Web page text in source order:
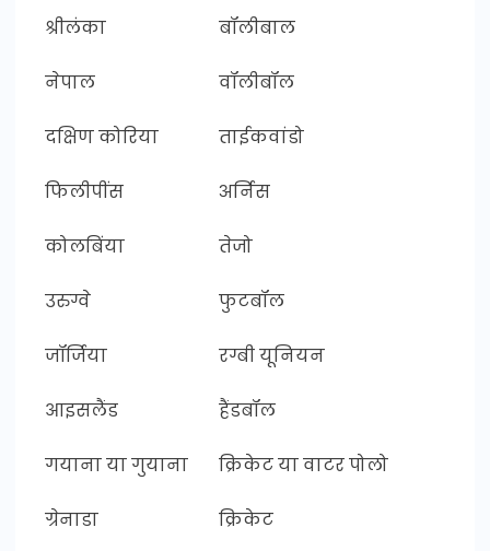
श्रीलंका बॉलीबाल
नेपाल वॉलीबॉल
दक्षिण कोरिया ताईकवांडो
फिलीपींस अर्निस
कोलबिंया तेजो
उरुग्वे फुटबॉल
जॉर्जिया रग्बी यूनियन
आइसलैंड हैंडबॉल
गयाना या गुयाना क्रिकेट या वाटर पोलो
ग्रेनाडा क्रिकेट